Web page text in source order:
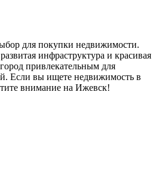
для покупки недвижимости.
инфраструктура и красивая
привлекательным для
Если вы ищете недвижимость в
внимание на Ижевск!